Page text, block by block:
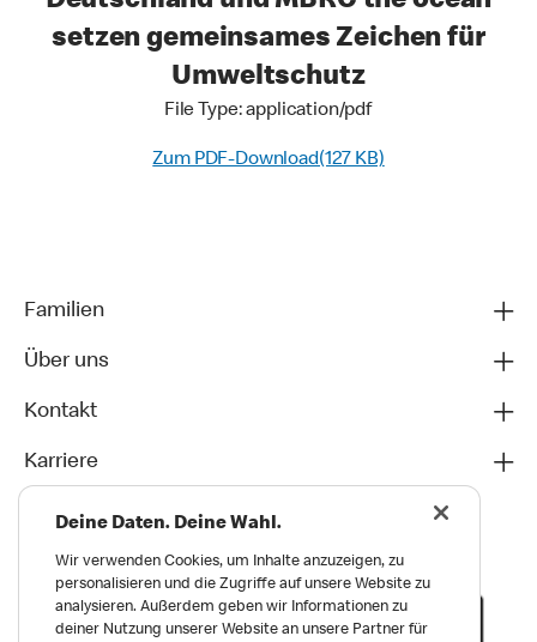
setzen gemeinsames Zeichen für
Umweltschutz
File Type: application/pdf
Zum PDF-Download(127 KB)
Familien
Über uns
Kontakt
Karriere
Deine Daten. Deine Wahl.
Wir verwenden Cookies, um Inhalte anzuzeigen, zu
personalisieren und die Zugriffe auf unsere Website zu
analysieren. Außerdem geben wir Informationen zu
deiner Nutzung unserer Website an unsere Partner für